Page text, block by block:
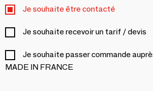
Je souhaite être contacté
Je souhaite recevoir un tarif / devis
Je souhaite passer commande
MADE IN FRANCE